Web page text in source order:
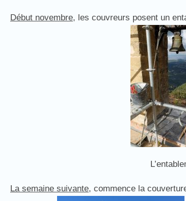
Début novembre, les couvreurs posent un
La semaine suivante, commence la